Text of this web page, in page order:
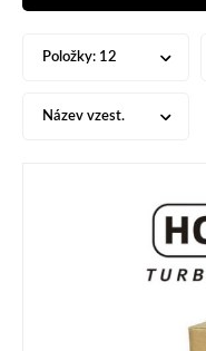
Položky: 12
Název vzest.